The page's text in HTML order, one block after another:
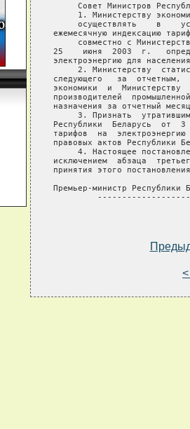
Совет Министров
1. Министерству
осуществлять    в
ежемесячную индексацию
совместно с
25    июня  2003  г.
электроэнергию для
2. Министерству
следующего   за  отчетным,
экономики  и  Министерству
производителей
назначения за отчетный
3. Признать
Республики  Беларусь  от
тарифов  на
правовых актов
4. Настоящее
исключением  абзаца
принятия этого
Премьер-министр